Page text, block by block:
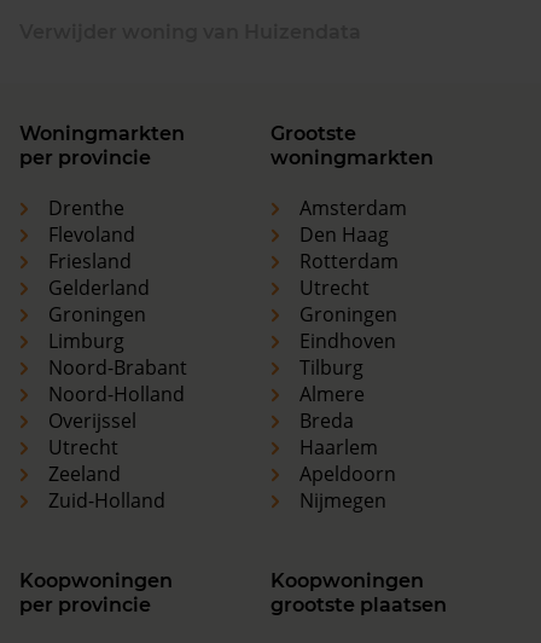
Woningmarkten
per provincie
Drenthe
Flevoland
Friesland
Gelderland
Groningen
Limburg
Noord-Brabant
Noord-Holland
Overijssel
Utrecht
Zeeland
Zuid-Holland
Grootste
woningmarkten
Amsterdam
Den Haag
Rotterdam
Utrecht
Groningen
Eindhoven
Tilburg
Almere
Breda
Haarlem
Apeldoorn
Nijmegen
Koopwoningen
per provincie
Koopwoningen
grootste plaatsen